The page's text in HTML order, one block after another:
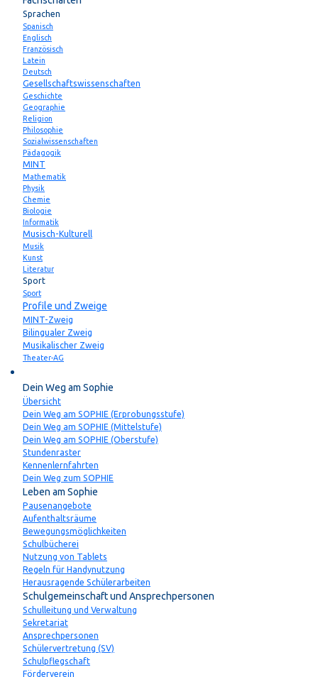
Sprachen
Spanisch
Englisch
Französisch
Latein
Deutsch
Gesellschaftswissenschaften
Geschichte
Geographie
Religion
Philosophie
Sozialwissenschaften
Pädagogik
MINT
Mathematik
Physik
Chemie
Biologie
Informatik
Musisch-Kulturell
Musik
Kunst
Literatur
Sport
Sport
Profile und Zweige
MINT-Zweig
Bilingualer Zweig
Musikalischer Zweig
Theater-AG
Dein Weg am Sophie
Übersicht
Dein Weg am SOPHIE (Erprobungsstufe)
Dein Weg am SOPHIE (Mittelstufe)
Dein Weg am SOPHIE (Oberstufe)
Stundenraster
Kennenlernfahrten
Dein Weg zum SOPHIE
Leben am Sophie
Pausenangebote
Aufenthaltsräume
Bewegungsmöglichkeiten
Schulbücherei
Nutzung von Tablets
Regeln für Handynutzung
Herausragende Schülerarbeiten
Schulgemeinschaft und Ansprechpersonen
Schulleitung und Verwaltung
Sekretariat
Ansprechpersonen
Schülervertretung (SV)
Schulpflegschaft
Förderverein